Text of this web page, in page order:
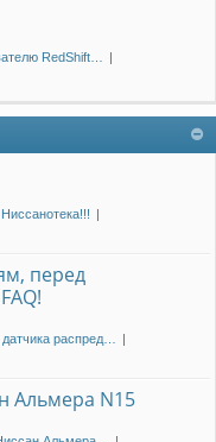
RedShift…
перед
распред…
Альмера N15